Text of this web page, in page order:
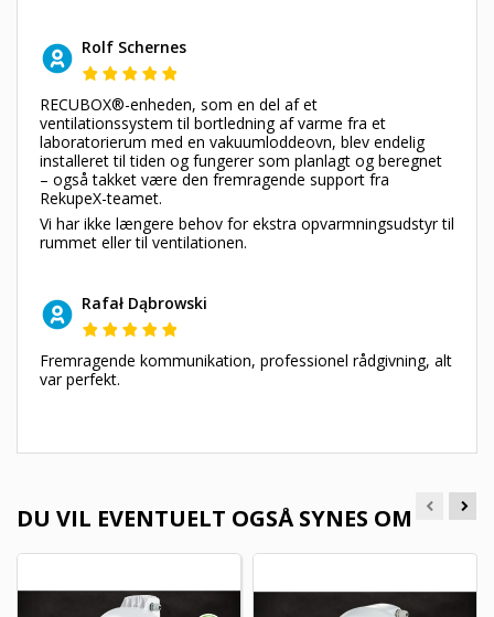
Rolf Schernes
RECUBOX®-enheden, som en del af et
ventilationssystem til bortledning af varme fra et
laboratorierum med en vakuumloddeovn, blev endelig
installeret til tiden og fungerer som planlagt og beregnet
– også takket være den fremragende support fra
RekupeX-teamet.
Vi har ikke længere behov for ekstra opvarmningsudstyr til
rummet eller til ventilationen.
Rafał Dąbrowski
Fremragende kommunikation, professionel rådgivning, alt
var perfekt.
DU VIL EVENTUELT OGSÅ SYNES OM